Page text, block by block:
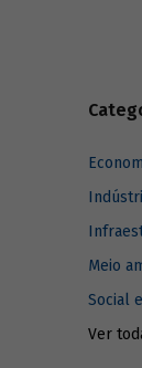
Meio
Social
Ver